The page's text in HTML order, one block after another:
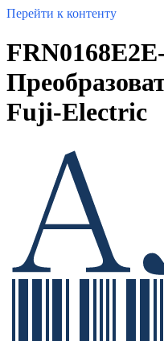
Перейти к контенту
Fuji-Electric